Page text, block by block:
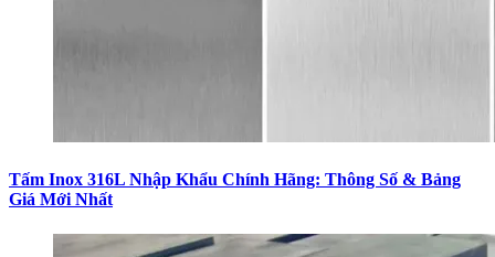
Tấm Inox 316L Nhập Khẩu Chính Hãng: Thông Số & Bảng
Giá Mới Nhất